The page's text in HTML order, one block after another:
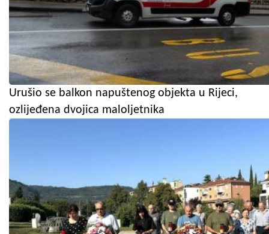
Urušio se balkon napuštenog objekta u Rijeci,
ozlijeđena dvojica maloljetnika